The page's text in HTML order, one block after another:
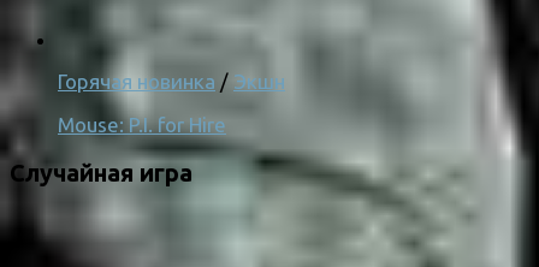
Горячая новинка / Экшн
Mouse: P.I. for Hire
Случайная игра